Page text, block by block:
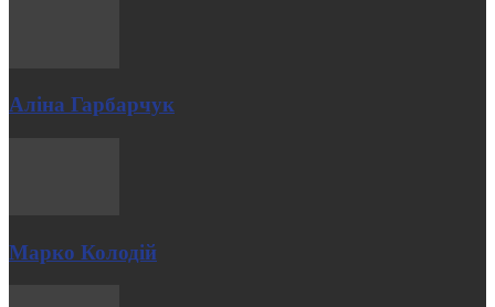
Аліна Гарбарчук
Марко Колодій